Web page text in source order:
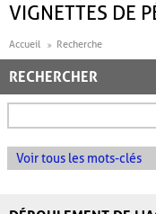
VIGNETTES DE
Accueil Recherche
RECHERCHER
Voir tous les mots-clés